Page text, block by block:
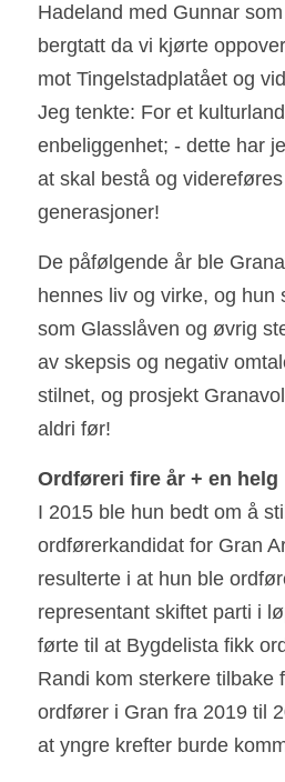
Hadeland med Gunnar
bergtatt da vi kjørte
mot Tingelstadplatået og
Jeg tenkte: For et
enbeliggenhet; - dette har
at skal bestå og
De påfølgende år ble
hennes liv og virke, og hun
som Glasslåven og øvrig
av skepsis og negativ
stilnet, og prosjekt
aldri før!
I 2015 ble hun bedt om å
ordførerkandidat for Gran
resulterte i at hun ble
representant skiftet parti i
førte til at Bygdelista fikk
Randi kom sterkere tilbake
ordfører i Gran fra 2019 til
at yngre krefter burde